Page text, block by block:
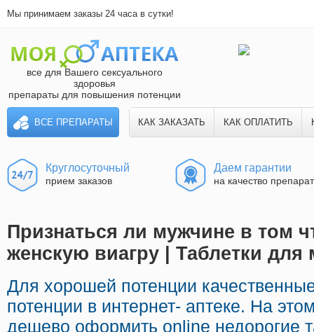
Мы принимаем заказы 24 часа в сутки!
все для Вашего сексуального
здоровья
препараты для повышения потенции
ВСЕ ПРЕПАРАТЫ КАК ЗАКАЗАТЬ КАК ОПЛАТИТЬ
Круглосуточный
прием заказов
Даем гарантии
на качество
Признаться ли мужчине в том
женскую виагру | Таблетки для
Для хорошей потенции
потенции в интернет- аптеке. На
дешево оформить online недорогие